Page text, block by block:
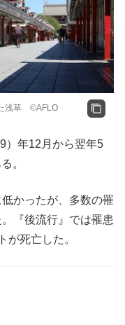
た浅草 ©AFLO
）年12月から翌年5
。
かったが、多数の罹
『後流行』では罹患
が死亡した。